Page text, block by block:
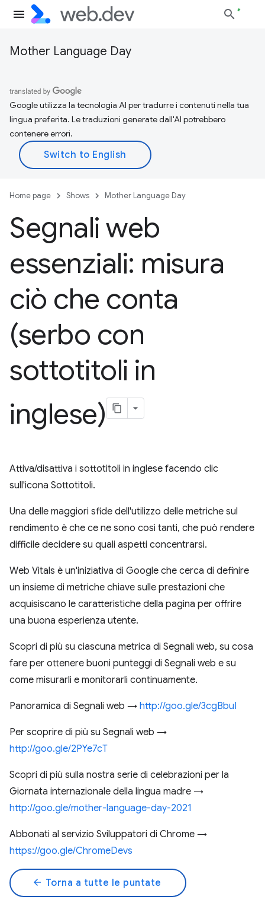
Mother Language Day
Google utilizza la tecnologia AI per tradurre i contenuti nella tua
lingua preferita. Le traduzioni generate dall'AI potrebbero
contenere errori.
Home page Shows Mother Language Day
Segnali web
essenziali: misura
ciò che conta
(serbo con
sottotitoli in
inglese)
Attiva/disattiva i sottotitoli in inglese facendo clic
sull'icona Sottotitoli.
Una delle maggiori sfide dell'utilizzo delle metriche sul
rendimento è che ce ne sono così tanti, che può rendere
difficile decidere su quali aspetti concentrarsi.
Web Vitals è un'iniziativa di Google che cerca di definire
un insieme di metriche chiave sulle prestazioni che
acquisiscano le caratteristiche della pagina per offrire
una buona esperienza utente.
Scopri di più su ciascuna metrica di Segnali web, su cosa
fare per ottenere buoni punteggi di Segnali web e su
come misurarli e monitorarli continuamente.
Panoramica di Segnali web → http://goo.gle/3cgBbuI
Per scoprire di più su Segnali web →
http://goo.gle/2PYe7cT
Scopri di più sulla nostra serie di celebrazioni per la
Giornata internazionale della lingua madre →
http://goo.gle/mother-language-day-2021
Abbonati al servizio Sviluppatori di Chrome →
https://goo.gle/ChromeDevs
arrow_back Torna a tutte le puntate